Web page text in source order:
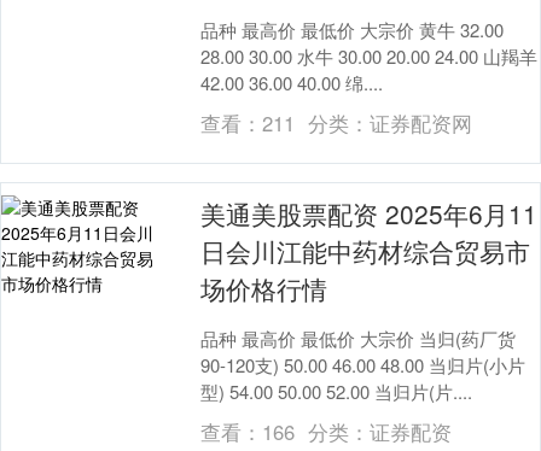
品种 最高价 最低价 大宗价 黄牛 32.00
28.00 30.00 水牛 30.00 20.00 24.00 山羯羊
42.00 36.00 40.00 绵....
查看：211 分类： 证券配资网
美通美股票配资 2025年6月11
日会川江能中药材综合贸易市
场价格行情
品种 最高价 最低价 大宗价 当归(药厂货
90-120支) 50.00 46.00 48.00 当归片(小片
型) 54.00 50.00 52.00 当归片(片....
查看： 166 分类： 证券配资